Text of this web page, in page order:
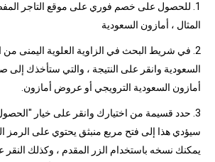
1. للحصول على خصم فوري على موقع التاجر
المثال ، أمازون السعودية
2. في شريط البحث في الزاوية العلوية اليمنى
السعودية وانقر على النتيجة ، والتي ستأخذك
أمازون السعودية الترويجي أو عروض أمازون.
3. حدد قسيمة من اختيارك وانقر على خيار
سيؤدي هذا إلى فتح مربع منبثق يحتوي على الرمز
يمكنك نسخه باستخدام الزر المقدم ، وكذلك